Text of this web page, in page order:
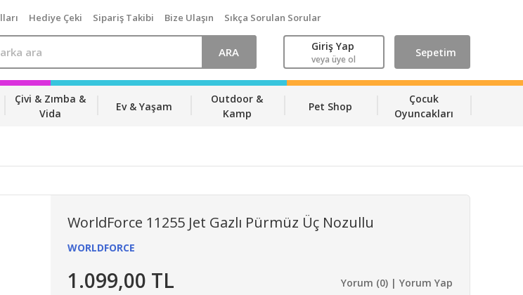
Hediye Çeki Sipariş Takibi Bize Ulaşın Sıkça Sorulan Sorular
ARA Giriş Yap
veya üye ol
Sepetim
Çivi & Zımba &
Vida
Ev & Yaşam
Outdoor &
Kamp
Pet Shop
Çocuk
Oyuncakları
WorldForce 11255 Jet Gazlı Pürmüz Üç Nozullu
WORLDFORCE
1.099,00 TL Yorum (0) | Yorum Yap